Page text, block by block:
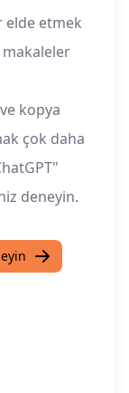
elde etmek
kopya
çok daha
deneyin.